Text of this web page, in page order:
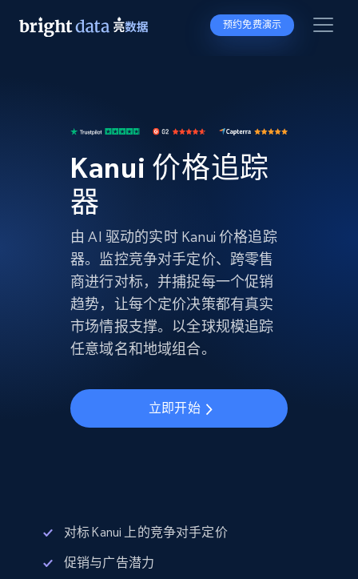
预约免费演示
Kanui 价格追踪
器
由 AI 驱动的实时 Kanui 价格追踪
器。监控竞争对手定价、跨零售
商进行对标，并捕捉每一个促销
趋势，让每个定价决策都有真实
市场情报支撑。以全球规模追踪
任意域名和地域组合。
立即开始
对标 Kanui 上的竞争对手定价
促销与广告潜力